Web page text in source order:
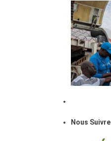
Nous Suivre